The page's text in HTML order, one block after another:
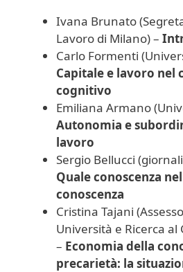
Ivana Brunato
Lavoro di Milano) –
Carlo Formenti
Capitale e lavoro nel
cognitivo
Emiliana Armano
Autonomia e
lavoro
Sergio Bellucci
Quale conoscenza
conoscenza
Cristina Tajani
Università e Ricerca
– Economia della
precarietà: la